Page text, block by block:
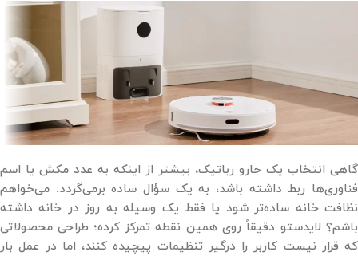
گاهی انتخاب یک جارو رباتیک، بیشتر از اینکه به عدد مکش یا اسم
فناوری‌ها ربط داشته باشد، به یک سؤال ساده برمی‌گردد: می‌خواهم
نظافت خانه ساده‌تر شود یا فقط یک وسیله به روز در خانه داشته
باشم؟ لایدستو دقیقاً روی همین نقطه تمرکز کرده؛ طراحی محصولاتی
که قرار نیست کاربر را درگیر تنظیمات پیچیده کنند، اما در عمل بار